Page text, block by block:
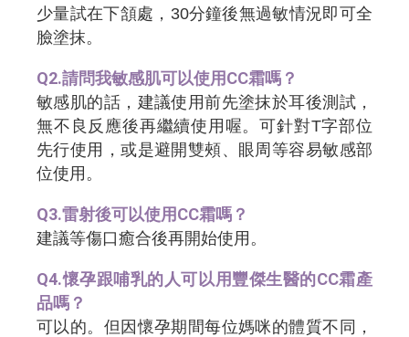
少量試在下頷處，30分鐘後無過敏情況即可全
臉塗抹。
Q2.請問我敏感肌可以使用CC霜嗎？
敏感肌的話，建議使用前先塗抹於耳後測試，
無不良反應後再繼續使用喔。可針對T字部位
先行使用，或是避開雙頰、眼周等容易敏感部
位使用。
Q3.雷射後可以使用CC霜嗎？
建議等傷口癒合後再開始使用。
Q4.懷孕跟哺乳的人可以用豐傑生醫的CC霜產
品嗎？
可以的。但因懷孕期間每位媽咪的體質不同，